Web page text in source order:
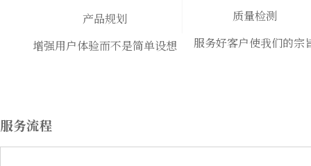
产品规划
增强用户体验而不是简单设想
质量检测
服务好客户使我们的宗
服务流程